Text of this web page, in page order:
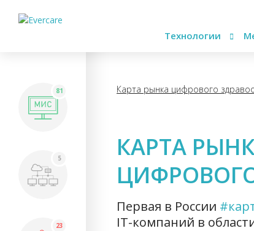
Технологии
81
5
23
Карта рынка цифрового
КАРТА
Первая в России
IT-компаний в